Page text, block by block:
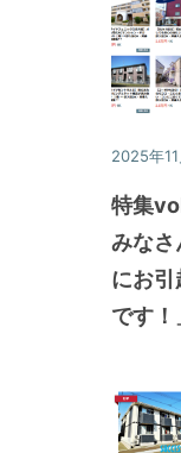
シ
ョ
ン
2025年
特集
みな
にお
です！